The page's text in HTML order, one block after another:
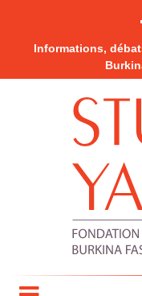
Informations,